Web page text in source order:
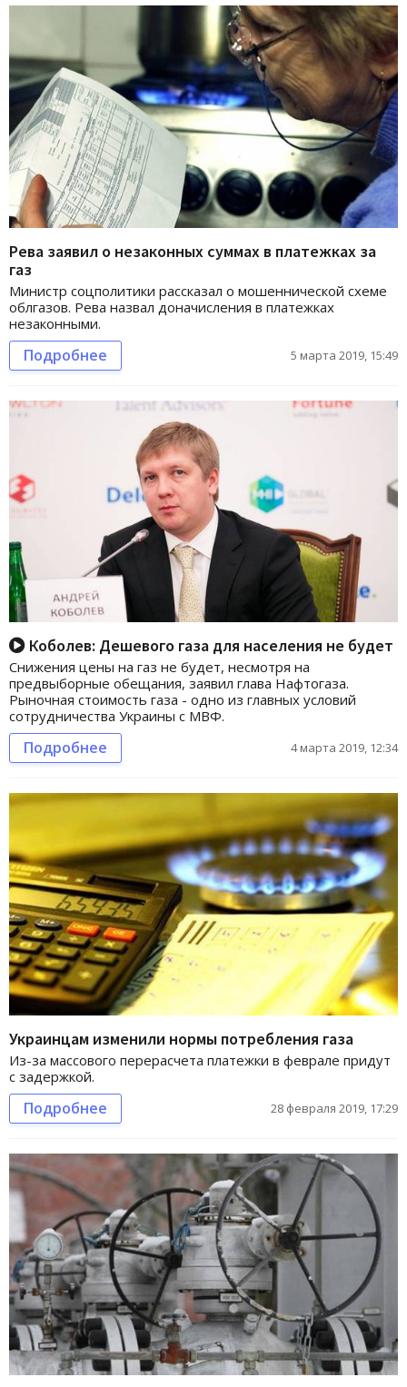
Рева заявил о незаконных суммах в платежках за
газ
Министр соцполитики рассказал о мошеннической схеме
облгазов. Рева назвал доначисления в платежках
незаконными.
Подробнее 5 марта 2019, 15:49
Коболев: Дешевого газа для населения не будет
Снижения цены на газ не будет, несмотря на
предвыборные обещания, заявил глава Нафтогаза.
Рыночная стоимость газа - одно из главных условий
сотрудничества Украины с МВФ.
Подробнее 4 марта 2019, 12:34
Украинцам изменили нормы потребления газа
Из-за массового перерасчета платежки в феврале придут
с задержкой.
Подробнее 28 февраля 2019, 17:29